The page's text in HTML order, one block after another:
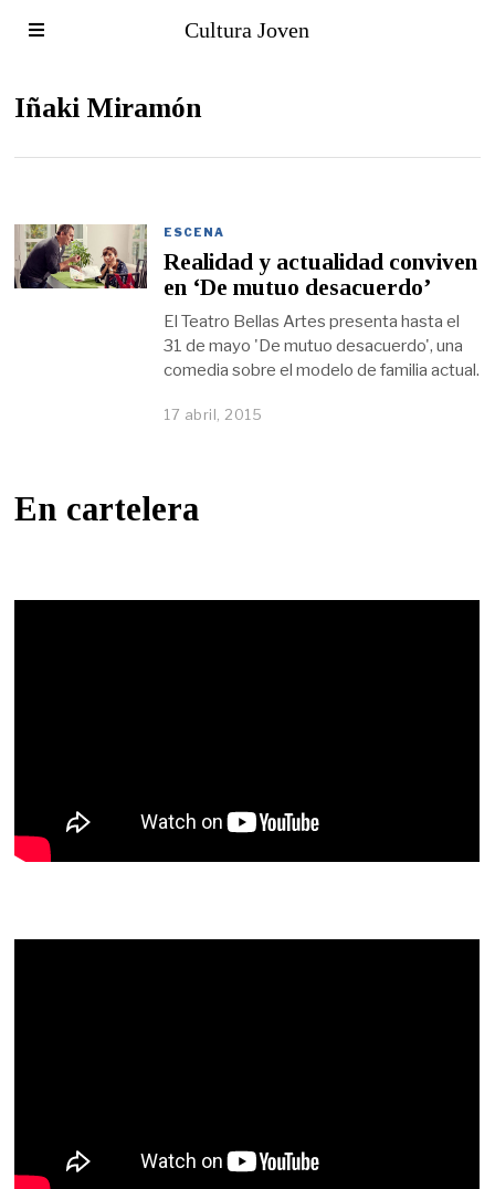
Cultura Joven
Iñaki Miramón
ESCENA
Realidad y actualidad conviven
en ‘De mutuo desacuerdo’
El Teatro Bellas Artes presenta hasta el
31 de mayo 'De mutuo desacuerdo', una
comedia sobre el modelo de familia actual.
17 abril, 2015
En cartelera